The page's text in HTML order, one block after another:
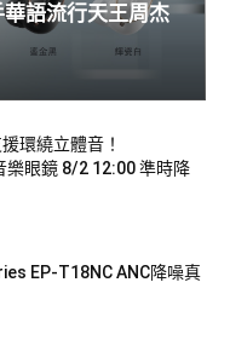
語流行天王周杰
環繞立體音！
眼鏡 8/2 12:00 準時降
EP-T18NC ANC降噪真